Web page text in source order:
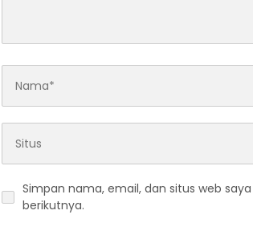
Simpan nama, email, dan situs web
berikutnya.